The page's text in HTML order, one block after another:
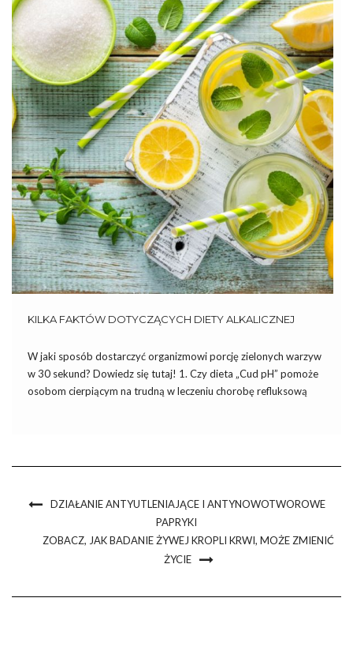
KILKA FAKTÓW DOTYCZĄCYCH DIETY ALKALICZNEJ
W jaki sposób dostarczyć organizmowi porcję zielonych warzyw
w 30 sekund? Dowiedz się tutaj! 1. Czy dieta „Cud pH” pomoże
osobom cierpiącym na trudną w leczeniu chorobę refluksową
DZIAŁANIE ANTYUTLENIAJĄCE I ANTYNOWOTWOROWE
PAPRYKI
ZOBACZ, JAK BADANIE ŻYWEJ KROPLI KRWI, MOŻE ZMIENIĆ
ŻYCIE